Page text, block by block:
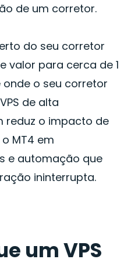
de um corretor.
do seu corretor
valor para cerca de 1
o seu corretor
de alta
reduz o impacto de
MT4 em
e automação que
ininterrupta.
um VPS